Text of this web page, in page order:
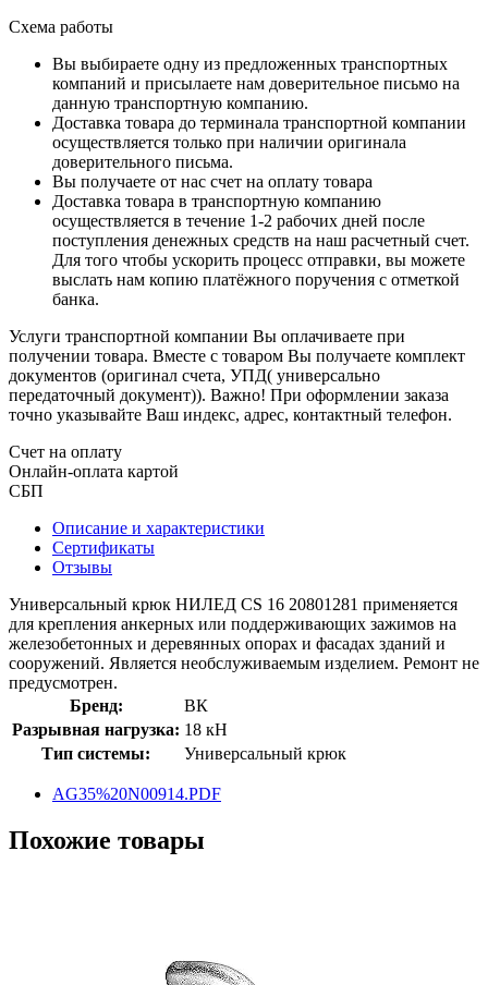
Схема работы
Вы выбираете одну из предложенных транспортных
компаний и присылаете нам доверительное письмо на
данную транспортную компанию.
Доставка товара до терминала транспортной компании
осуществляется только при наличии оригинала
доверительного письма.
Вы получаете от нас счет на оплату товара
Доставка товара в транспортную компанию
осуществляется в течение 1-2 рабочих дней после
поступления денежных средств на наш расчетный счет.
Для того чтобы ускорить процесс отправки, вы можете
выслать нам копию платёжного поручения с отметкой
банка.
Услуги транспортной компании Вы оплачиваете при
получении товара. Вместе с товаром Вы получаете комплект
документов (оригинал счета, УПД( универсально
передаточный документ)). Важно! При оформлении заказа
точно указывайте Ваш индекс, адрес, контактный телефон.
Счет на оплату
Онлайн-оплата картой
СБП
Описание и характеристики
Сертификаты
Отзывы
Универсальный крюк НИЛЕД CS 16 20801281 применяется
для крепления анкерных или поддерживающих зажимов на
железобетонных и деревянных опорах и фасадах зданий и
сооружений. Является необслуживаемым изделием. Ремонт не
предусмотрен.
Бренд:
ВК
Разрывная нагрузка: 18 кН
Тип системы:
Универсальный крюк
AG35%20N00914.PDF
Похожие товары